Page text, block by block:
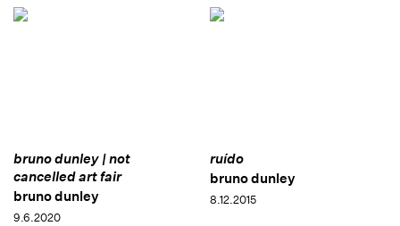
bruno dunley | not
cancelled art fair
bruno dunley
9.6.2020
ruído
bruno dunley
8.12.2015